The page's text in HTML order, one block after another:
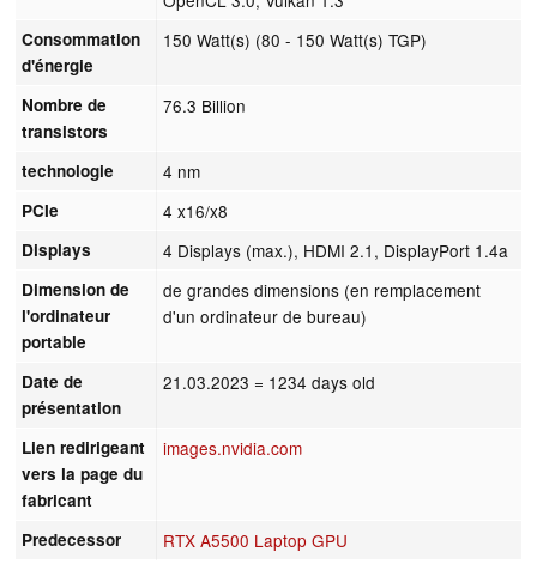
Consommation
d'énergie
150 Watt(s) (80 - 150 Watt(s) TGP)
Nombre de
transistors
76.3 Billion
technologie 4 nm
PCIe 4 x16/x8
Displays 4 Displays (max.), HDMI 2.1, DisplayPort 1.4a
Dimension de
l'ordinateur
portable
de grandes dimensions (en remplacement
d'un ordinateur de bureau)
Date de
présentation
21.03.2023 = 1234 days old
Lien redirigeant
vers la page du
fabricant
images.nvidia.com
Predecessor RTX A5500 Laptop GPU